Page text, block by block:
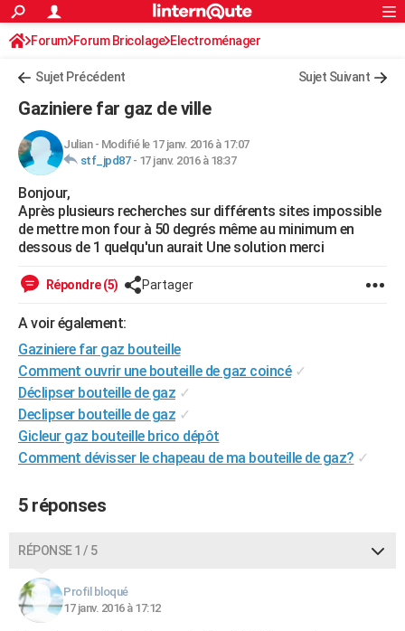
ACTUALITÉS
Politique
Société
Faits Divers
Education
Monde
Villes
+
FINANCE
Retraite
Impôts
Epargne
Immobilier
Risques naturels par ville
Banque
Assurance
Crédit
AUTO
Essais
Réserver un essai
Citadines
Berlines
SUV
Forum auto
+HIGH-TECH
Mobiles
Meilleur smartphone
Internet
Ordinateurs
Jeux vidéo
Guide high-tech
+BRICOLAGE
Forum
Aménagement intérieur
Extérieur
Cuisine
Salle de bains
Jardinage
Rangement
WEEK-END
LIFESTYLE
Art de vivre
Bien-être
Loisirs
Mode
Modes de vie
SANTE
Alimentation
Guide de la santé
Maladies
Médicaments
Sommeil
VOYAGE
Destinations
City break
Voyage nature
Voyage de noces
Forum
Climat
+PHOTO
GUIDES D'ACHAT
BONS PLANS
Dictionnaire
Biographies
Citations
Expressions
Proverbes
PROGRAMME TV
S'inscrire
Connexion
Forum Forum Bricolage Electroménager
Sujet Précédent Sujet Suivant
Gaziniere far gaz de ville
Julian- Modifié le 17 janv. 2016 à 17:07
stf_jpd87- 17 janv. 2016 à 18:37
Bonjour,
Après plusieurs recherches sur différents sites impossible
de mettre mon four à 50 degrés même au minimum en
dessous de 1 quelqu'un aurait Une solution merci
Répondre (5) Partager
A voir également:
Gaziniere far gaz bouteille
Comment ouvrir une bouteille de gaz coincé ✓
Déclipser bouteille de gaz ✓
Declipser bouteille de gaz ✓
Gicleur gaz bouteille brico dépôt
Comment dévisser le chapeau de ma bouteille de gaz? ✓
5 réponses
RÉPONSE 1 / 5
Profil bloqué
17 janv. 2016 à 17:12